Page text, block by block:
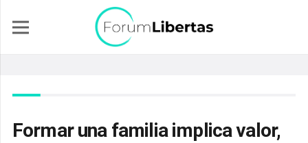
Formar una familia implica valor,